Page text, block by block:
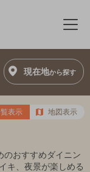
メ
現在地から探す
表示 地図表示
のおすすめダイニン
キ、夜景が楽しめる